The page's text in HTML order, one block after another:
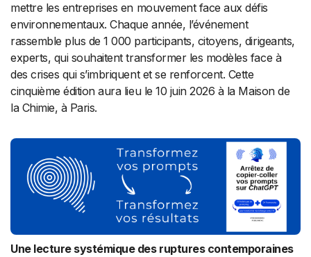
mettre les entreprises en mouvement face aux défis
environnementaux. Chaque année, l’événement
rassemble plus de 1 000 participants, citoyens, dirigeants,
experts, qui souhaitent transformer les modèles face à
des crises qui s’imbriquent et se renforcent. Cette
cinquième édition aura lieu le 10 juin 2026 à la Maison de
la Chimie, à Paris.
Une lecture systémique des ruptures contemporaines